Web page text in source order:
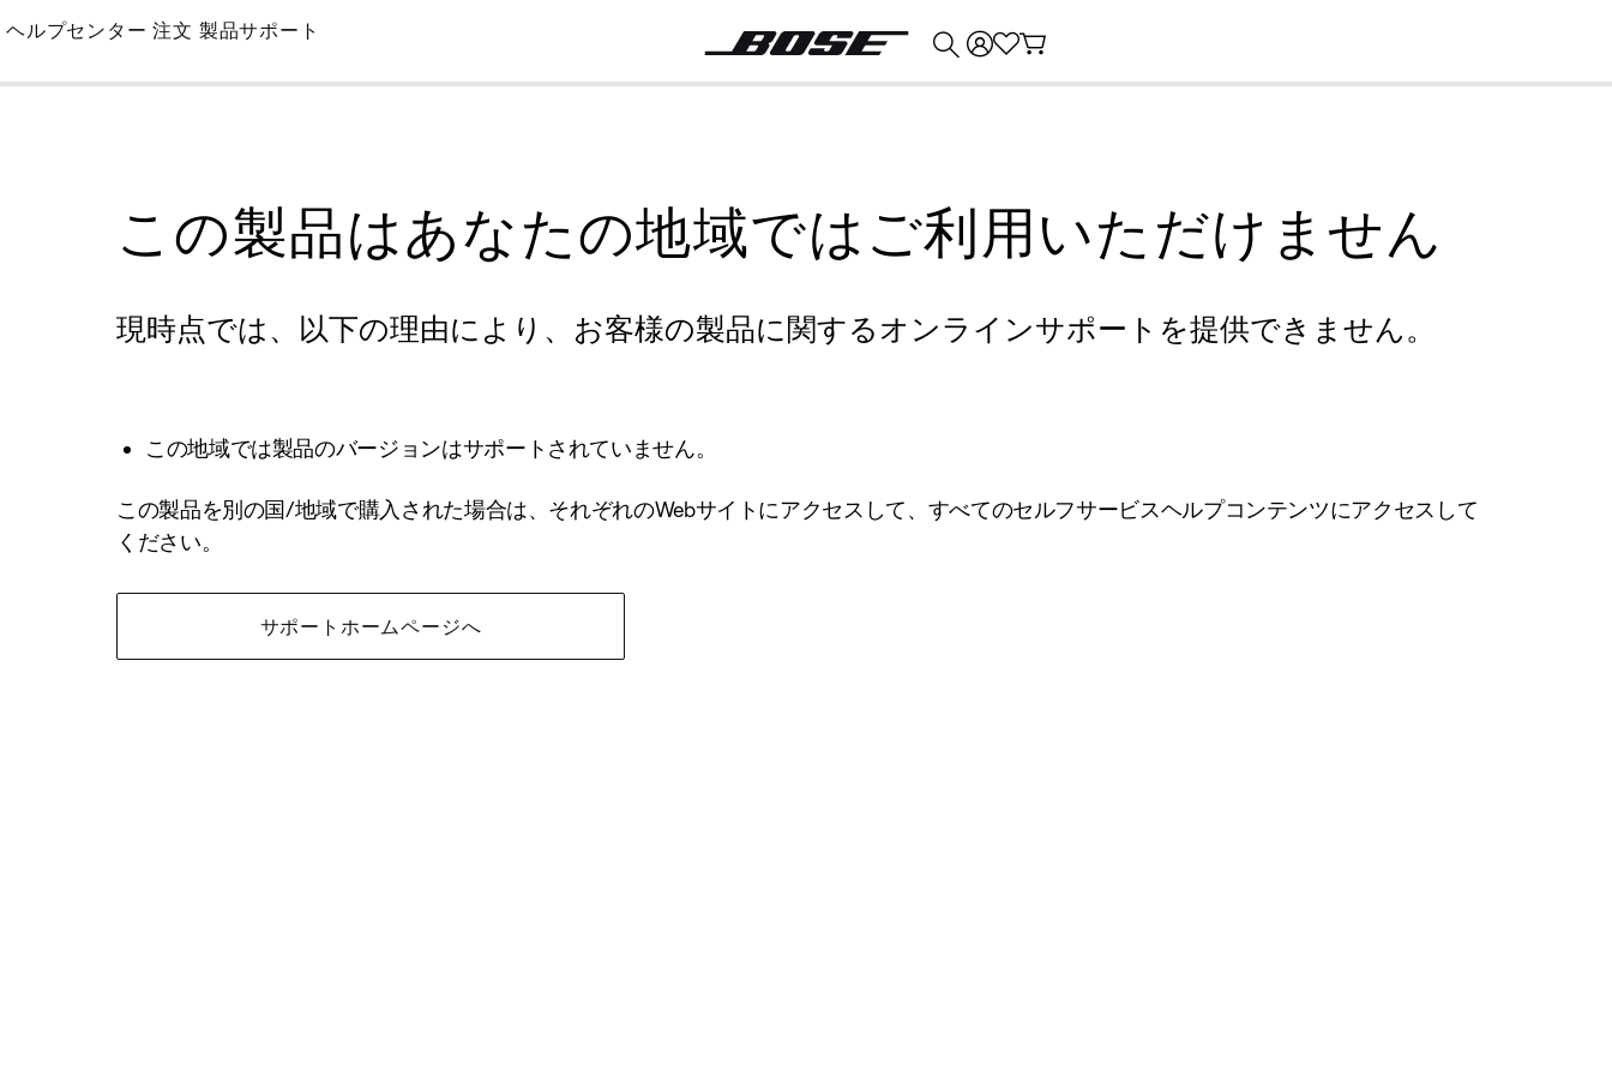
Skip
Main
ヘルプセンター 注文 製品サポート
この製品はあなたの地域ではご利用いただけません
現時点では、以下の理由により、お客様の製品に関するオンラインサポートを提供できません。
この地域では製品のバージョンはサポートされていません。
この製品を別の国/地域で購入された場合は、それぞれのWebサイトにアクセスして、すべてのセルフサービスヘルプコンテンツにアクセスして
ください。
サポートホームページへ